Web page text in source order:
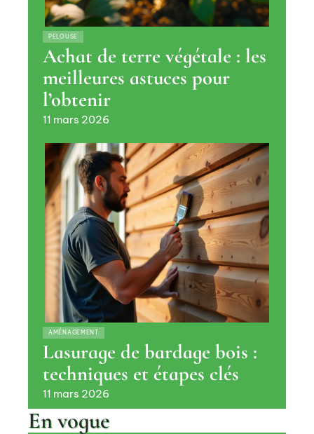
PELOUSE
Achat de terre végétale : les
meilleures astuces pour
l’obtenir
11 mars 2026
AMÉNAGEMENT
Lasurage de bardage bois :
techniques et étapes clés
11 mars 2026
En vogue